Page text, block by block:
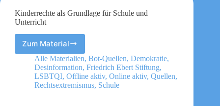
Kinderrechte als Grundlage für Schule und
Unterricht
Zum MaterialKinderrechte
als
Grundlage
für
Schule
Alle Materialien, Bot-Quellen, Demokratie,
Desinformation, Friedrich Ebert Stiftung,
LSBTQI, Offline aktiv, Online aktiv, Quellen,
Rechtsextremismus, Schule